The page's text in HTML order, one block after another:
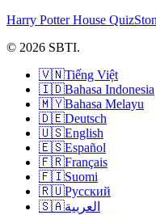
Harry Potter House Quiz
© 2026 SBTI.
🇻🇳Tiếng Việt
🇮🇩Bahasa Indonesia
🇲🇾Bahasa Melayu
🇩🇪Deutsch
🇺🇸English
🇪🇸Español
🇫🇷Français
🇫🇮Suomi
🇷🇺Русский
🇸🇦العربية